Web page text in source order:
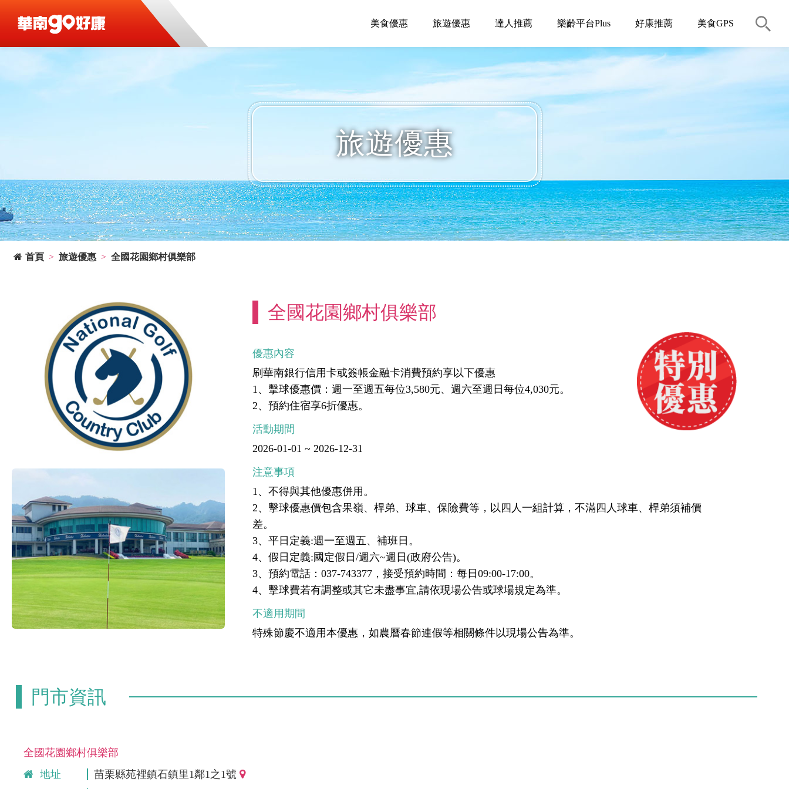
美食優惠 旅遊優惠 達人推薦 樂齡平台Plus 好康推薦 美食GPS
旅遊優惠
首頁 旅遊優惠 全國花園鄉村俱樂部
全國花園鄉村俱樂部
優惠內容
刷華南銀行信用卡或簽帳金融卡消費預約享以下優惠
1、擊球優惠價：週一至週五每位3,580元、週六至週日每位4,030元。
2、預約住宿享6折優惠。
活動期間
2026-01-01 ~ 2026-12-31
注意事項
1、不得與其他優惠併用。
2、擊球優惠價包含果嶺、桿弟、球車、保險費等，以四人一組計算，不滿四人球車、桿弟須補價
差。
3、平日定義:週一至週五、補班日。
4、假日定義:國定假日/週六~週日(政府公告)。
3、預約電話：037-743377，接受預約時間：每日09:00-17:00。
4、擊球費若有調整或其它未盡事宜,請依現場公告或球場規定為準。
不適用期間
特殊節慶不適用本優惠，如農曆春節連假等相關條件以現場公告為準。
門市資訊
全國花園鄉村俱樂部
地址
苗栗縣苑裡鎮石鎮里1鄰1之1號